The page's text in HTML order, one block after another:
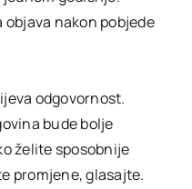
nakon pobjede
odgovornost.
bude bolje
želite sposobnije
promjene, glasajte.